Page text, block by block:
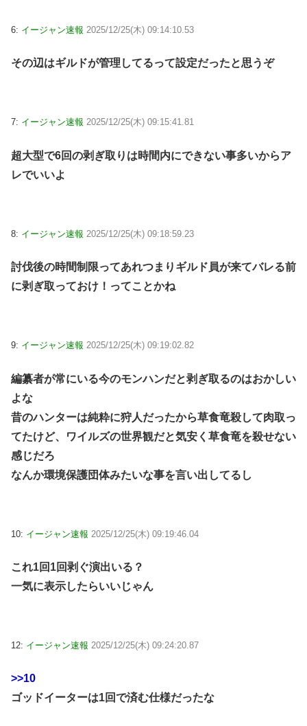
6: イージャン速報 2025/12/25(木) 09:14:10.53
その辺はギルドが管理してるって設定だったと思うぞ
7: イージャン速報 2025/12/25(木) 09:15:41.81
超大型で6回の剥ぎ取りは時間内にできない事多いからア
レでいいよ
8: イージャン速報 2025/12/25(木) 09:18:59.23
討伐後の時間制限ってあれつまりギルド員が来てバレる前
に剥ぎ取っておけ！ってことかね
9: イージャン速報 2025/12/25(木) 09:19:02.82
編纂者が常にいる今のモンハンだと剥ぎ取るのはおかしい
よな
昔のハンターは純粋に狩人だったから草食竜殺して肉取っ
てたけど、ワイルズの世界観だと気安く草食竜を殺せない
感じだろ
なんか環境保護団体みたいな事を言い出してるし
10: イージャン速報 2025/12/25(木) 09:19:46.04
これ1回1回剥ぐ演出いる？
一気に表示したらいいじゃん
12: イージャン速報 2025/12/25(木) 09:24:20.87
>>10
ゴッドイーターは1回で済む仕様だったな